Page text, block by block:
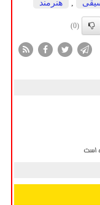
هنرمند
(0)
است